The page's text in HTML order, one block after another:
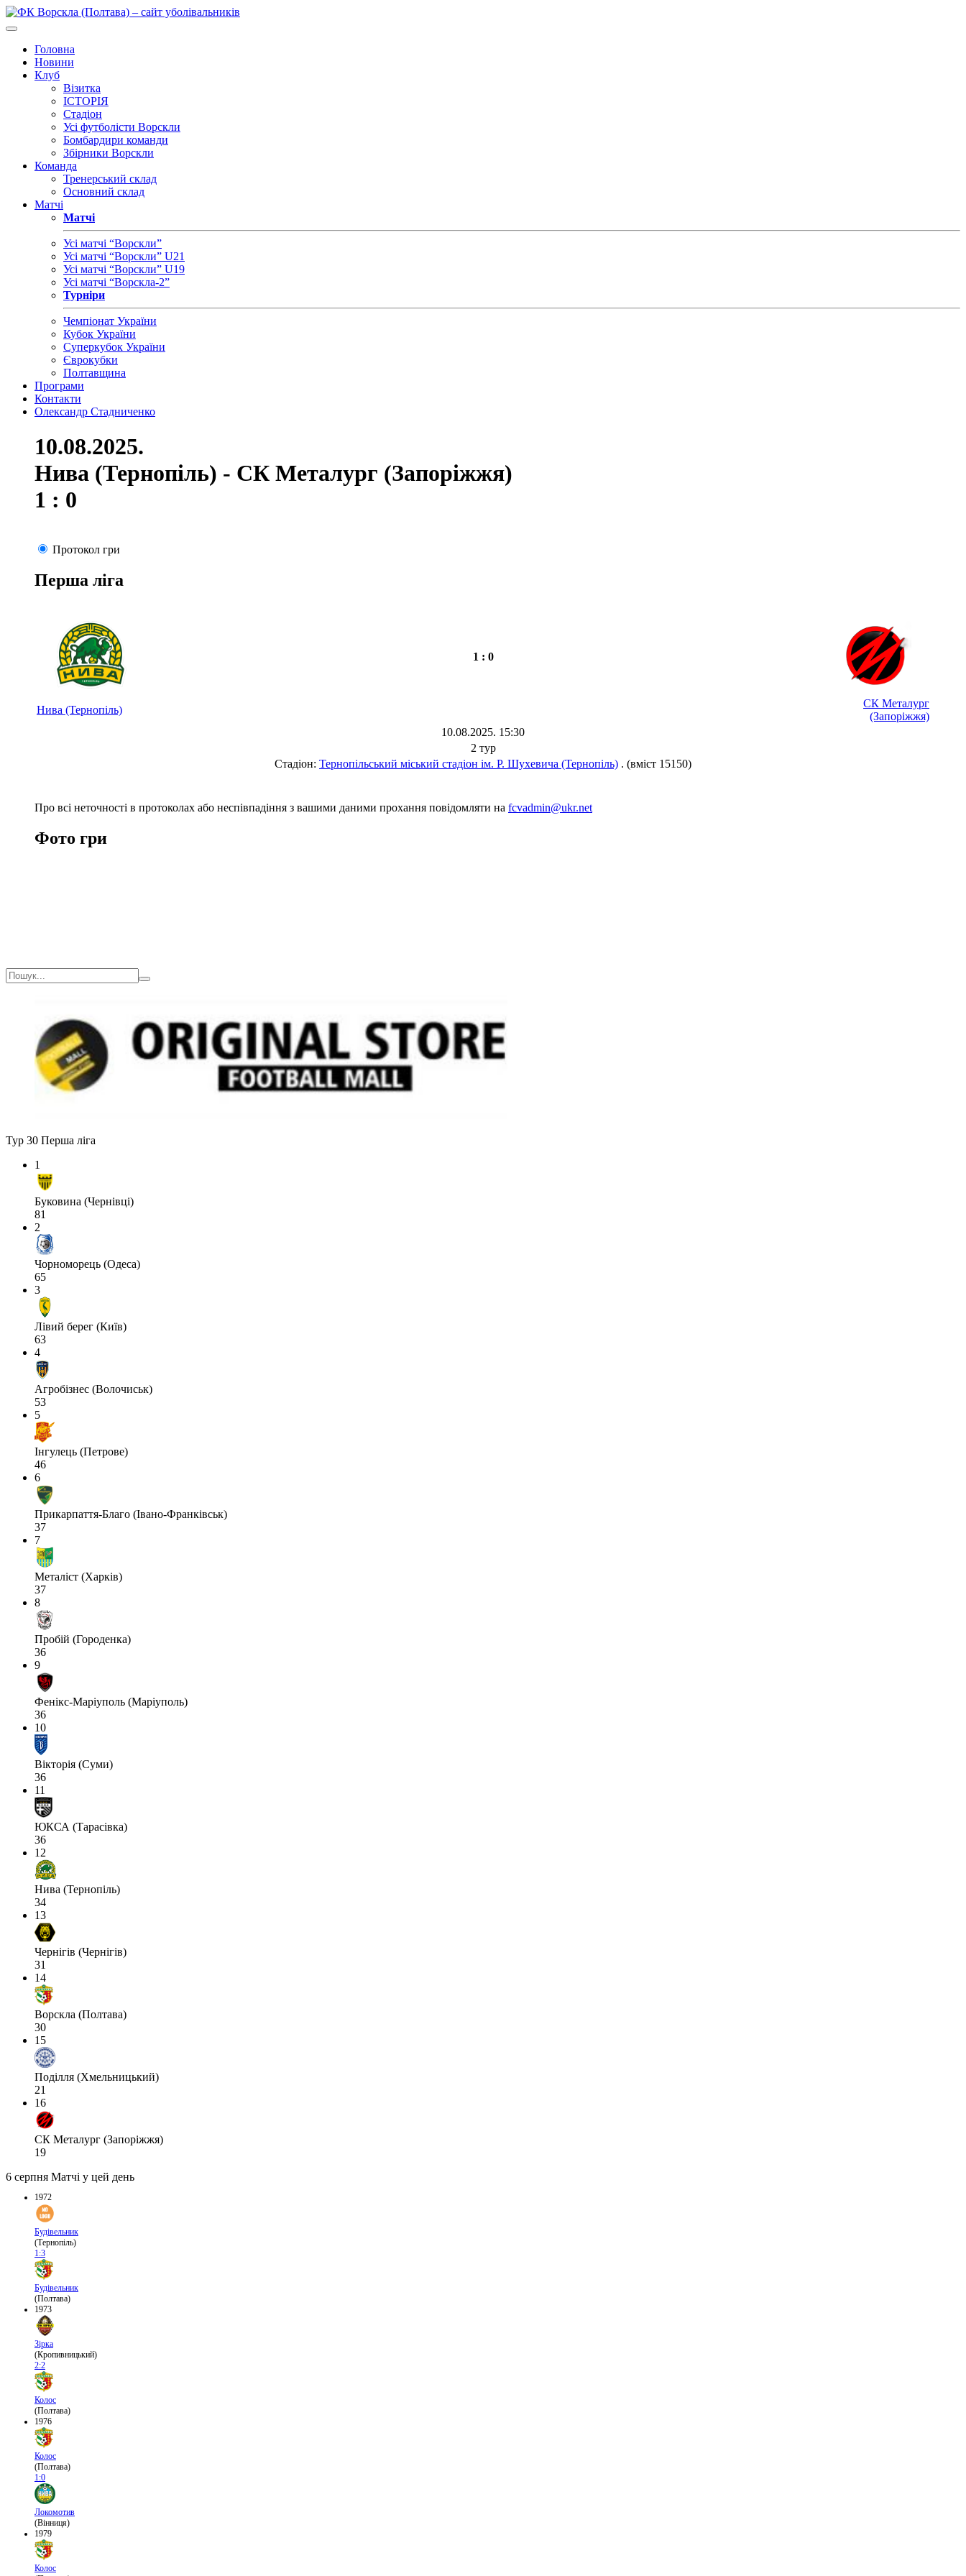
Головна
Новини
Клуб
Візитка
ІСТОРІЯ
Стадіон
Усі футболісти Ворскли
Бомбардири команди
Збірники Ворскли
Команда
Тренерський склад
Основний склад
Матчі
Матчі
Усі матчі “Ворскли”
Усі матчі “Ворскли” U21
Усі матчі “Ворскли” U19
Усі матчі “Ворскла-2”
Турніри
Чемпіонат України
Кубок України
Суперкубок України
Єврокубки
Полтавщина
Програми
Контакти
Олександр Стадниченко
10.08.2025.
Нива (Тернопіль) - СК Металург (Запоріжжя)
1 : 0
Протокол гри
Перша ліга
1 : 0
Нива (Тернопіль)
СК Металург
(Запоріжжя)
10.08.2025. 15:30
2 тур
Стадіон: Тернопільський міський стадіон ім. Р. Шухевича (Тернопіль) . (вміст 15150)
Про всі неточності в протоколах або неспівпадіння з вашими даними прохання повідомляти на fcvadmin@ukr.net
Фото гри
Тур 30 Перша ліга
1
Буковина (Чернівці)
81
2
Чорноморець (Одеса)
65
3
Лівий берег (Київ)
63
4
Агробізнес (Волочиськ)
53
5
Інгулець (Петрове)
46
6
Прикарпаття-Благо (Івано-Франківськ)
37
7
Металіст (Харків)
37
8
Пробій (Городенка)
36
9
Фенікс-Маріуполь (Маріуполь)
36
10
Вікторія (Суми)
36
11
ЮКСА (Тарасівка)
36
12
Нива (Тернопіль)
34
13
Чернігів (Чернігів)
31
14
Ворскла (Полтава)
30
15
Поділля (Хмельницький)
21
16
СК Металург (Запоріжжя)
19
6 серпня Матчі у цей день
1972
Будівельник
(Тернопіль)
1:3
Будівельник
(Полтава)
1973
Зірка
(Кропивницький)
2:2
Колос
(Полтава)
1976
Колос
(Полтава)
1:0
Локомотив
(Вінниця)
1979
Колос